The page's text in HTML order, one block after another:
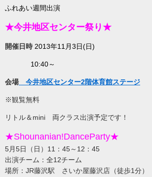
ふれあい週間出演
★今井地区センター祭り★
開催日時 2013年11月3日(日)
10:40～
会場 今井地区センター2階体育館ステージ
※観覧無料
リトル＆mini 両クラス出演予定です！
★Shounanian!DanceParty★
5月5日（日）11：45～12：45
出演チーム：全12チーム
場所：JR藤沢駅 さいか屋藤沢店（徒歩1分）